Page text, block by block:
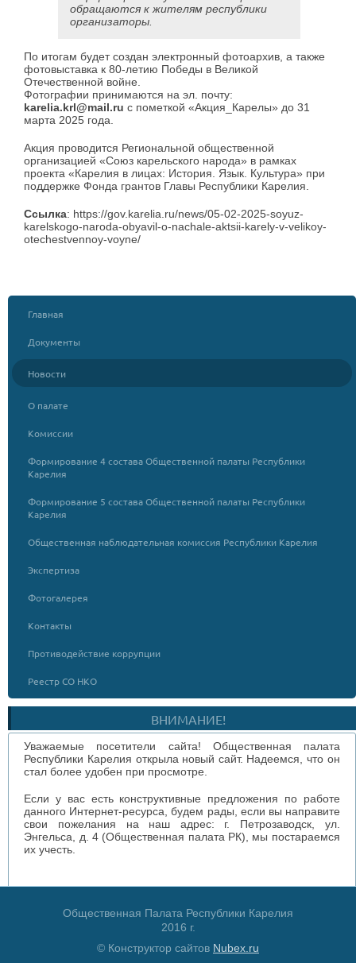
обращаются к жителям республики
организаторы.
По итогам будет создан электронный фотоархив, а также
фотовыставка к 80-летию Победы в Великой
Отечественной войне.
Фотографии принимаются на эл. почту:
karelia.krl@mail.ru с пометкой «Акция_Карелы» до 31
марта 2025 года.
Акция проводится Региональной общественной
организацией «Союз карельского народа» в рамках
проекта «Карелия в лицах: История. Язык. Культура» при
поддержке Фонда грантов Главы Республики Карелия.
Ссылка: https://gov.karelia.ru/news/05-02-2025-soyuz-
karelskogo-naroda-obyavil-o-nachale-aktsii-karely-v-velikoy-
otechestvennoy-voyne/
Главная
Документы
Новости
О палате
Комиссии
Формирование 4 состава Общественной палаты Республики
Карелия
Формирование 5 состава Общественной палаты Республики
Карелия
Общественная наблюдательная комиссия Республики Карелия
Экспертиза
Фотогалерея
Контакты
Противодействие коррупции
Реестр СО НКО
ВНИМАНИЕ!
Уважаемые посетители сайта! Общественная палата
Республики Карелия открыла новый сайт. Надеемся, что он
стал более удобен при просмотре.
Если у вас есть конструктивные предложения по работе
данного Интернет-ресурса, будем рады, если вы направите
свои пожелания на наш адрес: г. Петрозаводск, ул.
Энгельса, д. 4 (Общественная палата РК), мы постараемся
их учесть.
Общественная Палата Республики Карелия
2016 г.
© Конструктор сайтов Nubex.ru